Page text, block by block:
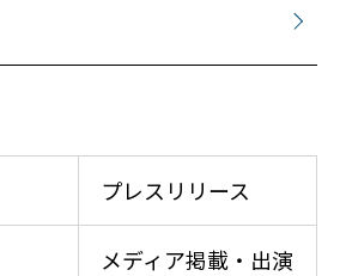
プレスリリース
メディア掲載・出演